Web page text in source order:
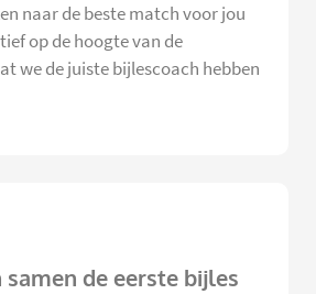
naar de beste match voor jou
op de hoogte van de
we de juiste bijlescoach hebben
de eerste bijles